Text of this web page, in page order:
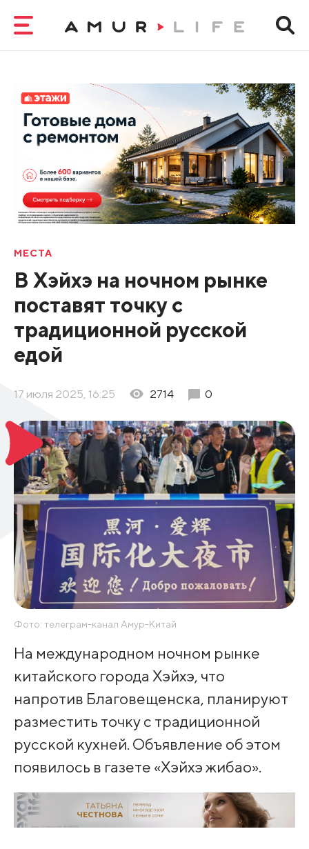
МЕСТА
В Хэйхэ на ночном рынке
поставят точку с
традиционной русской
едой
17 июля 2025, 16:25 2714 0
Фото: телеграм-канал Амур-Китай
На международном ночном рынке
китайского города Хэйхэ, что
напротив Благовещенска, планируют
разместить точку с традиционной
русской кухней. Объявление об этом
появилось в газете «Хэйхэ жибао».